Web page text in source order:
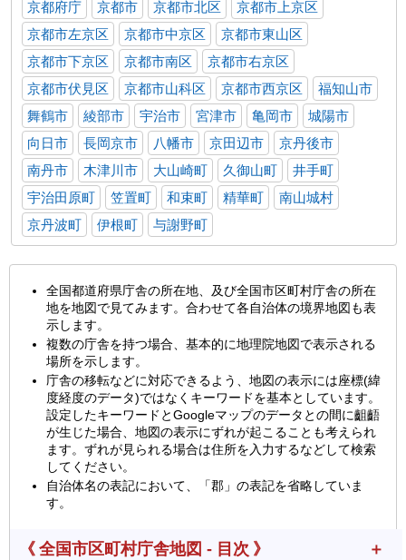
京都府庁 京都市 京都市北区
京都市上京区
京都市左京区
京都市中京区
京都市東山区
京都市下京区
京都市南区
京都市右京区
京都市伏見区
京都市山科区 京都市西京区
福知山市
舞鶴市
綾部市 宇治市 宮津市 亀岡市
城陽市
向日市
長岡京市 八幡市 京田辺市
京丹後市
南丹市
木津川市 大山崎町 久御山町
井手町
宇治田原町
笠置町 和束町 精華町
南山城村
京丹波町
伊根町 与謝野町
全国都道府県庁舎の所在地、及び全国市区町村庁舎の所在
地を地図で見てみます。合わせて各自治体の境界地図も表
示します。
複数の庁舎を持つ場合、基本的に地理院地図で表示される
場所を示します。
庁舎の移転などに対応できるよう、地図の表示には座標(緯
度経度のデータ)ではなくキーワードを基本としています。
設定したキーワードとGoogleマップのデータとの間に齟齬
が生じた場合、地図の表示にずれが起こることも考えられ
ます。ずれが見られる場合は住所を入力するなどして検索
してください。
自治体名の表記において、「郡」の表記を省略していま
す。
《 全国市区町村庁舎地図 - 目次 》